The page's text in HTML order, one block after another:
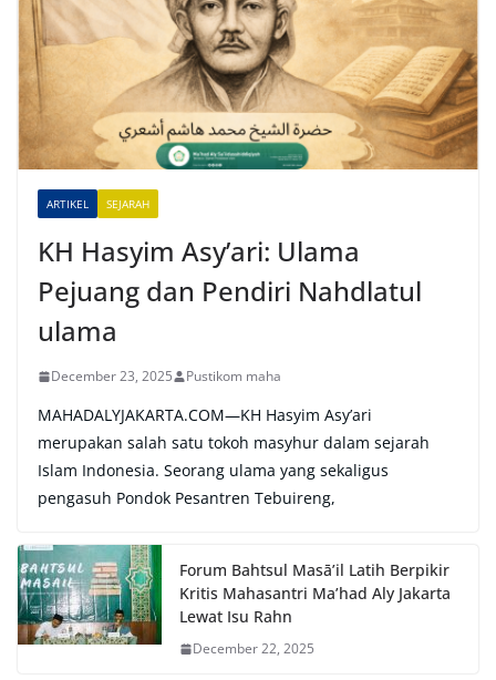
a
t
i
v
ARTIKEL SEJARAH
KH Hasyim Asy’ari: Ulama
Pejuang dan Pendiri Nahdlatul
ulama
December 23, 2025 Pustikom maha
MAHADALYJAKARTA.COM—KH Hasyim Asy’ari
merupakan salah satu tokoh masyhur dalam sejarah
Islam Indonesia. Seorang ulama yang sekaligus
pengasuh Pondok Pesantren Tebuireng,
Forum Bahtsul Masā’il Latih Berpikir
Kritis Mahasantri Ma’had Aly Jakarta
Lewat Isu Rahn
December 22, 2025